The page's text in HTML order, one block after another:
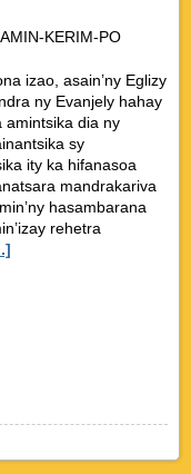
KERIM-PO
izao, asain’ny Eglizy
ny Evanjely hahay
amintsika dia ny
sy
ity ka hifanasoa
mandrakariva
hasambarana
rehetra